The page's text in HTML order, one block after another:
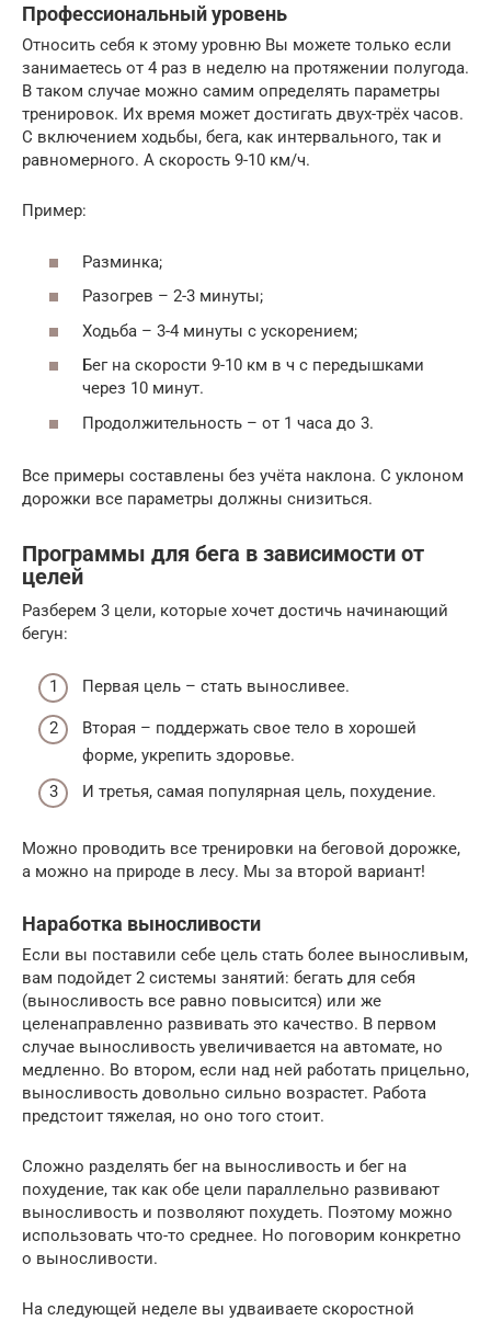
Профессиональный уровень
Относить себя к этому уровню Вы можете только если
занимаетесь от 4 раз в неделю на протяжении полугода.
В таком случае можно самим определять параметры
тренировок. Их время может достигать двух-трёх часов.
С включением ходьбы, бега, как интервального, так и
равномерного. А скорость 9-10 км/ч.
Пример:
Разминка;
Разогрев – 2-3 минуты;
Ходьба – 3-4 минуты с ускорением;
Бег на скорости 9-10 км в ч с передышками
через 10 минут.
Продолжительность – от 1 часа до 3.
Все примеры составлены без учёта наклона. С уклоном
дорожки все параметры должны снизиться.
Программы для бега в зависимости от
целей
Разберем 3 цели, которые хочет достичь начинающий
бегун:
Первая цель – стать выносливее.
Вторая – поддержать свое тело в хорошей
форме, укрепить здоровье.
И третья, самая популярная цель, похудение.
Можно проводить все тренировки на беговой дорожке,
а можно на природе в лесу. Мы за второй вариант!
Наработка выносливости
Если вы поставили себе цель стать более выносливым,
вам подойдет 2 системы занятий: бегать для себя
(выносливость все равно повысится) или же
целенаправленно развивать это качество. В первом
случае выносливость увеличивается на автомате, но
медленно. Во втором, если над ней работать прицельно,
выносливость довольно сильно возрастет. Работа
предстоит тяжелая, но оно того стоит.
Сложно разделять бег на выносливость и бег на
похудение, так как обе цели параллельно развивают
выносливость и позволяют похудеть. Поэтому можно
использовать что-то среднее. Но поговорим конкретно
о выносливости.
На следующей неделе вы удваиваете скоростной